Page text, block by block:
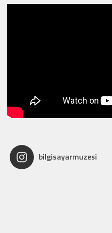
bilgisayarmuzesi